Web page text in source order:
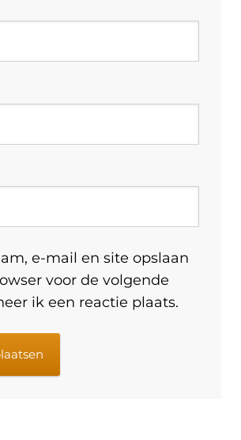
e-mail en site opslaan
voor de volgende
ik een reactie plaats.